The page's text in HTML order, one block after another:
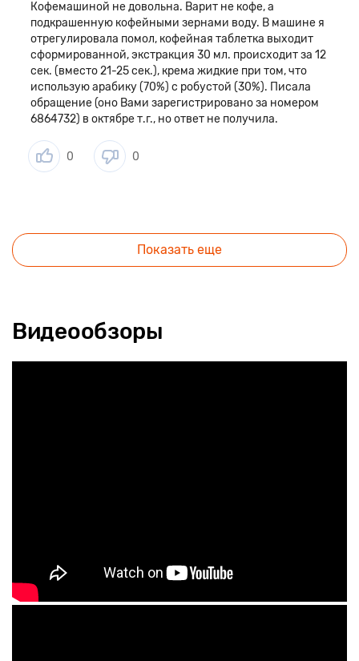
Кофемашиной не довольна. Варит не кофе, а
подкрашенную кофейными зернами воду. В машине я
отрегулировала помол, кофейная таблетка выходит
сформированной, экстракция 30 мл. происходит за 12
сек. (вместо 21-25 сек.), крема жидкие при том, что
использую арабику (70%) с робустой (30%). Писала
обращение (оно Вами зарегистрировано за номером
6864732) в октябре т.г., но ответ не получила.
0 0
Показать еще
Видеообзоры